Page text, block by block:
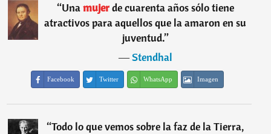
“Unamujerde cuarenta años sólo tiene
atractivos para aquellos que la amaron en su
juventud.”
―Stendhal
Facebook Twitter WhatsApp Imagen
“Todo lo que vemos sobre la faz de la Tierra,